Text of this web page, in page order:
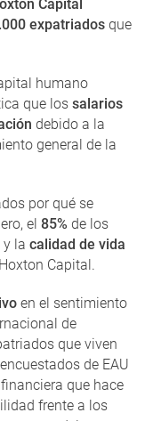
Capital
expatriados que
humano
que los salarios
debido a la
general de la
por qué se
el 85% de los
y la calidad de vida
Capital.
en el sentimiento
de
que viven
de EAU
financiera que hace
frente a los